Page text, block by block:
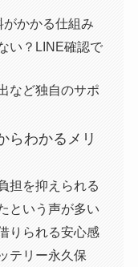
かかる仕組み
い？LINE確認で
など独自のサポ
らわかるメリ
担を抑えられる
という声が多い
りられる安心感
テリー永久保